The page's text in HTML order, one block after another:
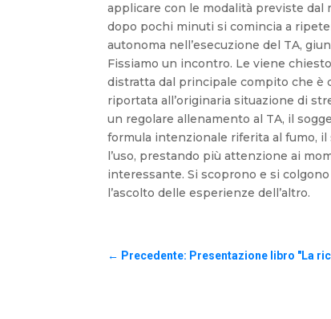
applicare con le modalità previste dal
dopo pochi minuti si comincia a
autonoma nell’esecuzione del TA,
Fissiamo un incontro. Le viene
distratta dal principale compito che è
riportata all’originaria situazione di
un regolare allenamento al TA, il
formula intenzionale riferita al fumo,
l’uso, prestando più attenzione ai
interessante. Si scoprono e si
l’ascolto delle esperienze dell’altro.
← Precedente: Presentazione libro "La